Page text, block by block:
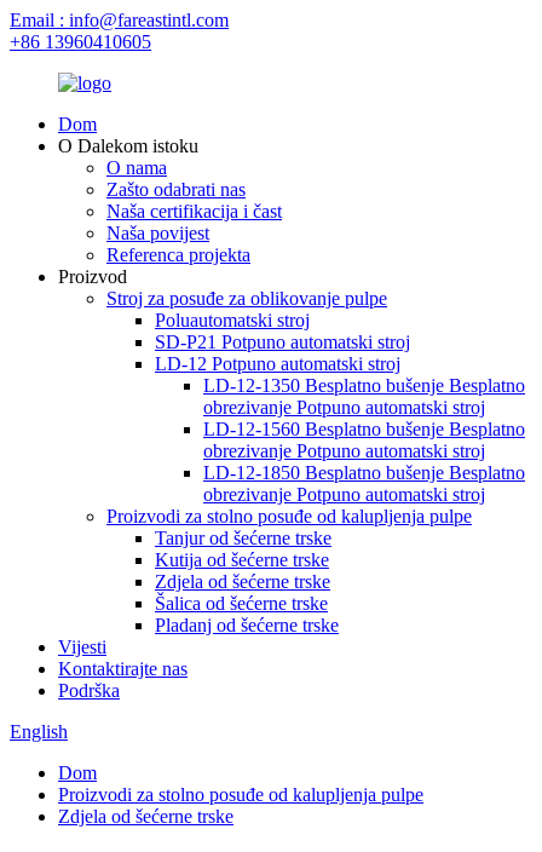
Email : info@fareastintl.com
+86 13960410605
Dom
O Dalekom istoku
O nama
Zašto odabrati nas
Naša certifikacija i čast
Naša povijest
Referenca projekta
Proizvod
Stroj za posuđe za oblikovanje pulpe
Poluautomatski stroj
SD-P21 Potpuno automatski stroj
LD-12 Potpuno automatski stroj
LD-12-1350 Besplatno bušenje Besplatno
obrezivanje Potpuno automatski stroj
LD-12-1560 Besplatno bušenje Besplatno
obrezivanje Potpuno automatski stroj
LD-12-1850 Besplatno bušenje Besplatno
obrezivanje Potpuno automatski stroj
Proizvodi za stolno posuđe od kalupljenja pulpe
Tanjur od šećerne trske
Kutija od šećerne trske
Zdjela od šećerne trske
Šalica od šećerne trske
Pladanj od šećerne trske
Vijesti
Kontaktirajte nas
Podrška
English
Dom
Proizvodi za stolno posuđe od kalupljenja pulpe
Zdjela od šećerne trske